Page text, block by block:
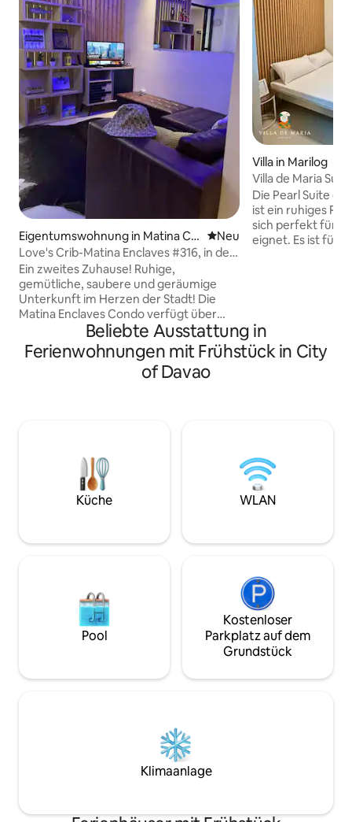
Eigentumswohnung in Matina Cr
ossing
Neue Unterkunft
Neu
Love's Crib-Matina Enclaves #316, in der
Nähe von DGT&SM Eco
Ein zweites Zuhause! Ruhige,
gemütliche, saubere und geräumige
Unterkunft im Herzen der Stadt! Die
Matina Enclaves Condo verfügt über
einen tollen Swimmingpool, ein
Basketballfeld und einen Garten, in dem
Sie Ihren morgendlichen
Spaziergang/Ihr morgendliches Training
auch die Costal Road ist zu Fuß
erreichbar. SM Ecoland ist nur 8
Gehminuten entfernt. Das Fitnessstudio
befindet sich gleich gegenüber der
Gebäudes ist Arcadia.
Villa in Marilog
Villa de Maria
Die Pearl Suite
ist ein ruhiges
sich perfekt für
eignet. Es ist für
und das ruhige
Maria. Gäste
Kapelle, zum
Beliebte Ausstattung in
Ferienwohnungen mit Frühstück in City
of Davao
Küche WLAN
Pool
Kostenloser
Parkplatz auf dem
Grundstück
Klimaanlage